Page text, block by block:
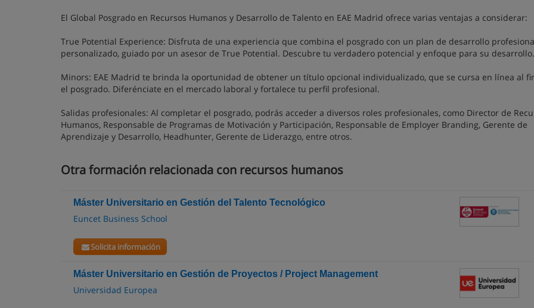
El Global Posgrado en Recursos Humanos y Desarrollo de Talento en EAE Madrid ofrece varias ventajas a considerar:
True Potential Experience: Disfruta de una experiencia que combina el posgrado con un plan de desarrollo
personalizado, guiado por un asesor de True Potential. Descubre tu verdadero potencial y enfoque para su desarrollo.
Minors: EAE Madrid te brinda la oportunidad de obtener un título opcional individualizado, que se cursa en línea al
el posgrado. Diferénciate en el mercado laboral y fortalece tu perfil profesional.
Salidas profesionales: Al completar el posgrado, podrás acceder a diversos roles profesionales, como Director de
Humanos, Responsable de Programas de Motivación y Participación, Responsable de Employer Branding, Gerente de
Aprendizaje y Desarrollo, Headhunter, Gerente de Liderazgo, entre otros.
Otra formación relacionada con recursos humanos
Máster Universitario en Gestión del Talento Tecnológico
Euncet Business School
Solicita información
Máster Universitario en Gestión de Proyectos / Project Management
Universidad Europea